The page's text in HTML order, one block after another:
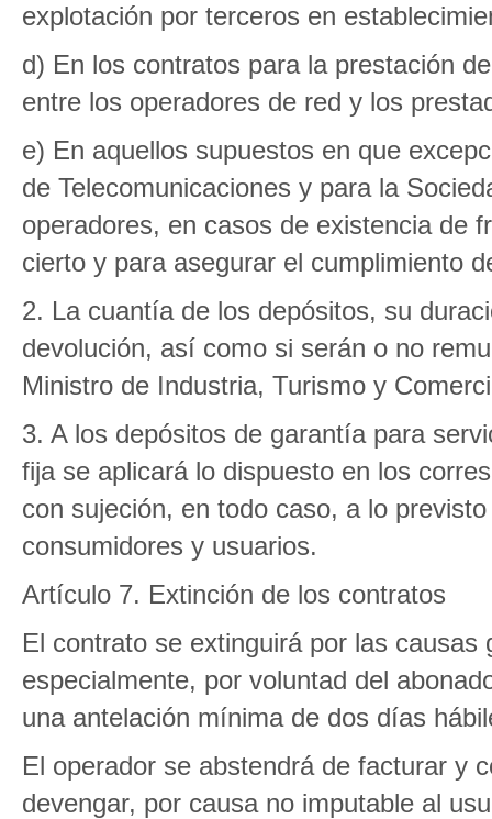
explotación por terceros en
d) En los contratos para la prestación
entre los operadores de red y los
e) En aquellos supuestos en que
de Telecomunicaciones y para la
operadores, en casos de existencia de
cierto y para asegurar el cumplimiento
2. La cuantía de los depósitos, su
devolución, así como si serán o no
Ministro de Industria, Turismo y
3. A los depósitos de garantía para
fija se aplicará lo dispuesto en los
con sujeción, en todo caso, a lo
consumidores y usuarios.
Artículo 7. Extinción de los contratos
El contrato se extinguirá por las
especialmente, por voluntad del
una antelación mínima de dos días
El operador se abstendrá de facturar y
devengar, por causa no imputable al